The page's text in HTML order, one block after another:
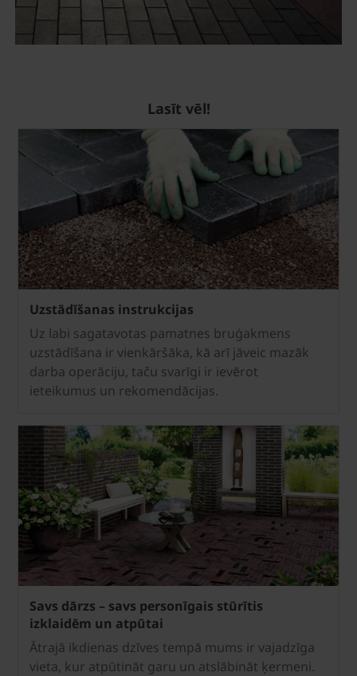
Lasīt vēl!
Uzstādīšanas instrukcijas
Uz labi sagatavotas pamatnes bruģakmens
uzstādīšana ir vienkāršāka, kā arī jāveic mazāk
darba operāciju, taču svarīgi ir ievērot
ieteikumus un rekomendācijas.
Savs dārzs – savs personīgais stūrītis
izklaidēm un atpūtai
Ātrajā ikdienas dzīves tempā mums ir vajadzīga
vieta, kur atpūtināt garu un atslābināt ķermeni.